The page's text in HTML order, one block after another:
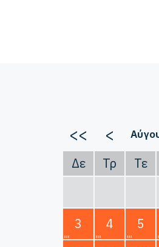
<< <
Δε Τρ Τε
3
4 5